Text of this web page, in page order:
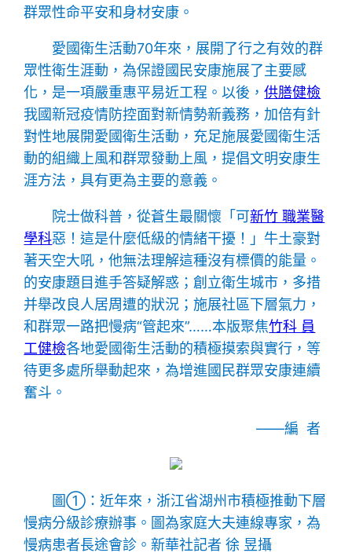
群眾性命平安和身材安康。
愛國衛生活動70年來，展開了行之有效的群
眾性衛生涯動，為保證國民安康施展了主要感
化，是一項嚴重惠平易近工程。以後，供膳健檢
我國新冠疫情防控面對新情勢新義務，加倍有針
對性地展開愛國衛生活動，充足施展愛國衛生活
動的組織上風和群眾發動上風，提倡文明安康生
涯方法，具有更為主要的意義。
院士做科普，從蒼生最關懷「可新竹 職業醫
學科惡！這是什麼低級的情緒干擾！」牛土豪對
著天空大吼，他無法理解這種沒有標價的能量。
的安康題目進手答疑解惑；創立衛生城市，多措
并舉改良人居周遭的狀況；施展社區下層氣力，
和群眾一路把慢病“管起來”……本版聚焦竹科 員
工健檢各地愛國衛生活動的積極摸索與實行，等
待更多處所舉動起來，為增進國民群眾安康連續
奮斗。
——編 者
圖①：近年來，浙江省湖州市積極推動下層
慢病分級診療辦事。圖為家庭大夫連線專家，為
慢病患者長途會診。新華社記者 徐 昱攝